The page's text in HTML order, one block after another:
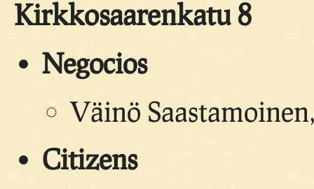
Kirkkosaarenkatu 8
Negocios
Väinö
Citizens